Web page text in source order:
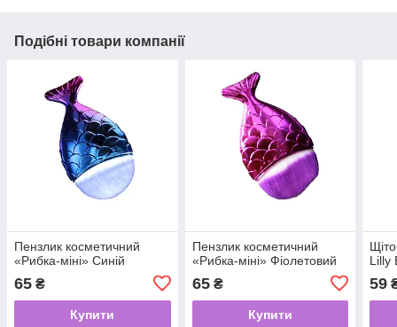
Подібні товари компанії
Пензлик косметичний
«Рибка-міні» Синій
65 ₴
Купити
Пензлик косметичний
«Рибка-міні» Фіолетовий
65₴
Купити
Lilly
59